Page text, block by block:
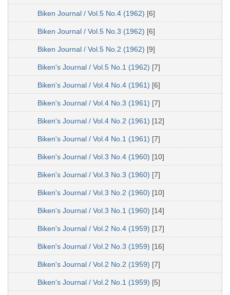
Biken Journal / Vol.5 No.4 (1962) [6]
Biken Journal / Vol.5 No.3 (1962) [6]
Biken Journal / Vol.5 No.2 (1962) [9]
Biken's Journal / Vol.5 No.1 (1962) [7]
Biken's Journal / Vol.4 No.4 (1961) [6]
Biken's Journal / Vol.4 No.3 (1961) [7]
Biken's Journal / Vol.4 No.2 (1961) [12]
Biken's Journal / Vol.4 No.1 (1961) [7]
Biken's Journal / Vol.3 No.4 (1960) [10]
Biken's Journal / Vol.3 No.3 (1960) [7]
Biken's Journal / Vol.3 No.2 (1960) [10]
Biken's Journal / Vol.3 No.1 (1960) [14]
Biken's Journal / Vol.2 No.4 (1959) [17]
Biken's Journal / Vol.2 No.3 (1959) [16]
Biken's Journal / Vol.2 No.2 (1959) [7]
Biken's Journal / Vol.2 No.1 (1959) [5]